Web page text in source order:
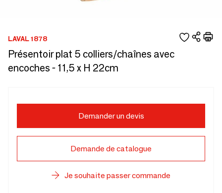
LAVAL 1878
Présentoir plat 5 colliers/chaînes avec
encoches - 11,5 x H 22cm
Demander un devis
Demande de catalogue
Je souhaite passer commande